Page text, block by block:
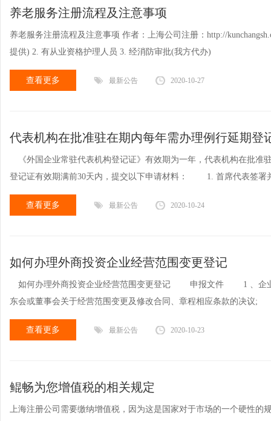
养老服务注册流程及注意事项
养老服务注册流程及注意事项 作者：上海公司注册：http://
提供) 2. 有从业资格护理人员 3. 经消防审批(我方代办)
查看更多 最新公告 2020-10-27
代表机构在批准驻在期内每年需办理例行延期登
《外国企业常驻代表机构登记证》有效期为一年，代表机构在批准
登记证有效期满前30天内，提交以下申请材料： 1. 首席代表签署
查看更多 最新公告 2020-10-24
如何办理外商投资企业经营范围变更登记
如何办理外商投资企业经营范围变更登记 申报文件 1 、企
东会或董事会关于经营范围变更及修改合同、章程相应条款的决
查看更多 最新公告 2020-10-23
鲲畅为您增值税的相关规定
上海注册公司需要缴纳增值税，因为这是国家对于市场的一个硬性